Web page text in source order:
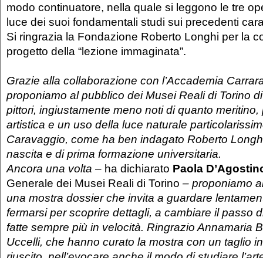
modo continuatore, nella quale si leggono le tre
luce dei suoi fondamentali studi sui precedenti
Si ringrazia la Fondazione Roberto Longhi per la
progetto della “lezione immaginata”.
Grazie alla collaborazione con l’Accademia
proponiamo al pubblico dei Musei Reali di Torino
pittori, ingiustamente meno noti di quanto
artistica e un uso della luce naturale
Caravaggio, come ha ben indagato Roberto
nascita e di prima formazione universitaria.
Ancora una volta – ha dichiarato Paola
Generale dei Musei Reali di Torino – proponiamo
una mostra dossier che invita a guardare
fermarsi per scoprire dettagli, a cambiare il passo
fatte sempre più in velocità. Ringrazio Annamaria
Uccelli, che hanno curato la mostra con un taglio